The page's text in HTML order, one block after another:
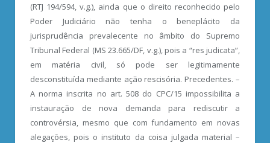
(RTJ 194/594, v.g.), ainda que o direito reconhecido pelo
Poder Judiciário não tenha o beneplácito da
jurisprudência prevalecente no âmbito do Supremo
Tribunal Federal (MS 23.665/DF, v.g.), pois a “res judicata”,
em matéria civil, só pode ser legitimamente
desconstituída mediante ação rescisória. Precedentes. –
A norma inscrita no art. 508 do CPC/15 impossibilita a
instauração de nova demanda para rediscutir a
controvérsia, mesmo que com fundamento em novas
alegações, pois o instituto da coisa julgada material –